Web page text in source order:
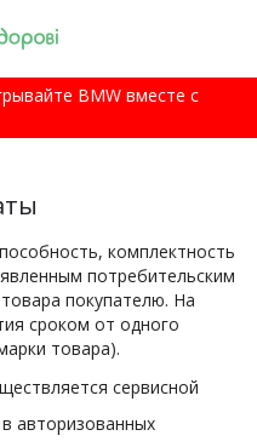
BMW вместе с
комплектность
потребительским
покупателю. На
сроком от одного
товара).
сервисной
авторизованных